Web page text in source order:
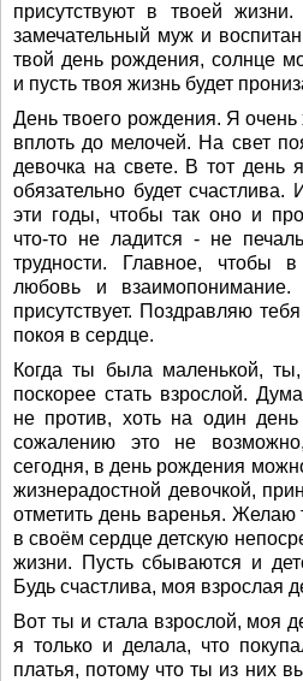
присутствуют в твоей
замечательный муж и
твой день рождения, солнце
и пусть твоя жизнь будет
День твоего рождения. Я
вплоть до мелочей. На свет
девочка на свете. В тот день
обязательно будет
эти годы, чтобы так оно и
что-то не ладится - не
трудности. Главное, чтобы
любовь и
присутствует. Поздравляю
покоя в сердце.
Когда ты была маленькой,
поскорее стать взрослой.
не против, хоть на один
сожалению это не
сегодня, в день рождения
жизнерадостной девочкой,
отметить день варенья. Желаю
в своём сердце детскую
жизни. Пусть сбываются и
Будь счастлива, моя взрослая
Вот ты и стала взрослой, моя
я только и делала, что
платья, потому что ты из них